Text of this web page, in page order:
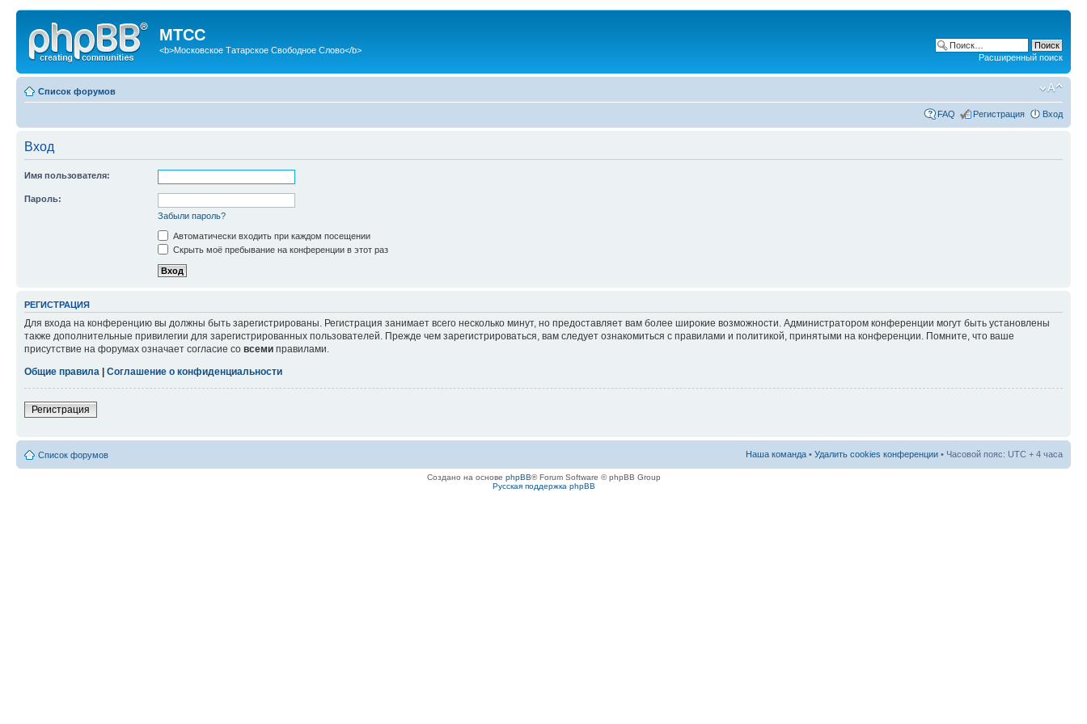
МТСС
<b>Московское Татарское Свободное Слово</b>
Расширенный поиск
Список форумов
FAQ Регистрация Вход
Вход
Имя пользователя:
Пароль:
Забыли пароль?
Автоматически входить при каждом посещении
Скрыть моё пребывание на конференции в этот раз
РЕГИСТРАЦИЯ
Для входа на конференцию вы должны быть зарегистрированы. Регистрация занимает всего несколько минут, но предоставляет вам более широкие возможности. Администратором конференции могут быть установлены
также дополнительные привилегии для зарегистрированных пользователей. Прежде чем зарегистрироваться, вам следует ознакомиться с правилами и политикой, принятыми на конференции. Помните, что ваше
присутствие на форумах означает согласие со всеми правилами.
Общие правила
Соглашение о конфиденциальности
Регистрация
Список форумов Наша команда • Удалить cookies конференции • Часовой пояс: UTC + 4 часа
Создано на основе phpBB® Forum Software © phpBB Group
Русская поддержка phpBB